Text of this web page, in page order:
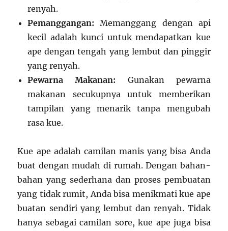
renyah.
Pemanggangan: Memanggang dengan api
kecil adalah kunci untuk mendapatkan kue
ape dengan tengah yang lembut dan pinggir
yang renyah.
Pewarna Makanan: Gunakan pewarna
makanan secukupnya untuk memberikan
tampilan yang menarik tanpa mengubah
rasa kue.
Kue ape adalah camilan manis yang bisa Anda
buat dengan mudah di rumah. Dengan bahan-
bahan yang sederhana dan proses pembuatan
yang tidak rumit, Anda bisa menikmati kue ape
buatan sendiri yang lembut dan renyah. Tidak
hanya sebagai camilan sore, kue ape juga bisa